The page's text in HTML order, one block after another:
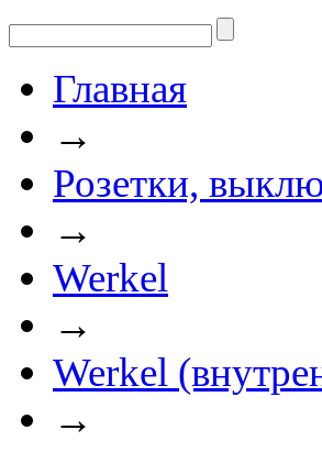
Главная
→
Розетки,
→
Werkel
→
Werkel
→